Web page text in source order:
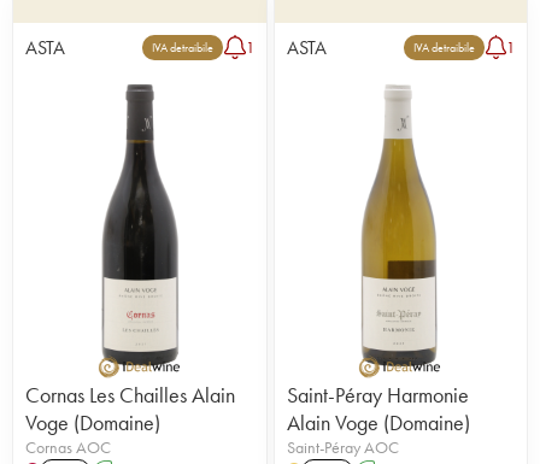
ASTA IVA detraibile 1
Cornas Les Chailles Alain
Voge (Domaine)
Cornas AOC
ASTA IVA detraibile 1
Saint-Péray Harmonie
Alain Voge (Domaine)
Saint-Péray AOC